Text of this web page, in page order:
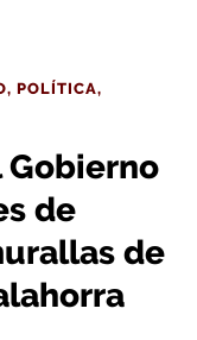
, POLÍTICA,
Gobierno
de
de